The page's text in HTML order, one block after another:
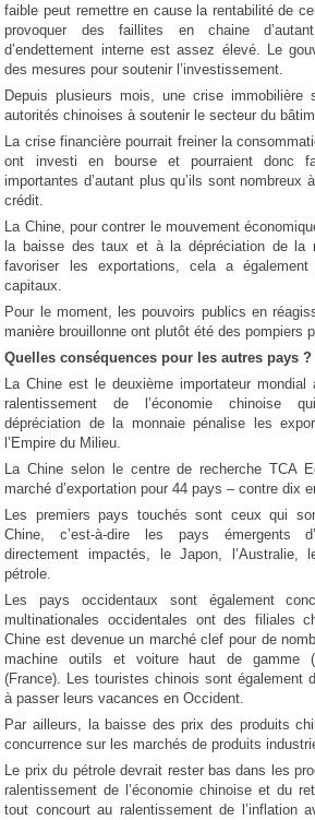
faible peut remettre en cause la rentabilité de
provoquer des faillites en chaine
d’endettement interne est assez élevé. Le
des mesures pour soutenir l’investissement.
Depuis plusieurs mois, une crise immobilière
autorités chinoises à soutenir le secteur du
La crise financière pourrait freiner la
ont investi en bourse et pourraient donc
importantes d’autant plus qu’ils sont nombreux
crédit.
La Chine, pour contrer le mouvement
la baisse des taux et à la dépréciation de la
favoriser les exportations, cela a
capitaux.
Pour le moment, les pouvoirs publics en
manière brouillonne ont plutôt été des pompiers
Quelles conséquences pour les autres pays ?
La Chine est le deuxième importateur
ralentissement de l’économie chinoise
dépréciation de la monnaie pénalise les
l’Empire du Milieu.
La Chine selon le centre de recherche TCA
marché d’exportation pour 44 pays – contre dix
Les premiers pays touchés sont ceux qui
Chine, c’est-à-dire les pays émergents
directement impactés, le Japon, l’Australie,
pétrole.
Les pays occidentaux sont également
multinationales occidentales ont des filiales
Chine est devenue un marché clef pour de
machine outils et voiture haut de gamme
(France). Les touristes chinois sont également
à passer leurs vacances en Occident.
Par ailleurs, la baisse des prix des produits
concurrence sur les marchés de produits
Le prix du pétrole devrait rester bas dans les
ralentissement de l’économie chinoise et du
tout concourt au ralentissement de l’inflation